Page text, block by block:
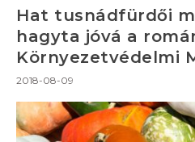
Hat tusnádfürdői
hagyta jóvá a
Környezetvédelmi
2018-08-09